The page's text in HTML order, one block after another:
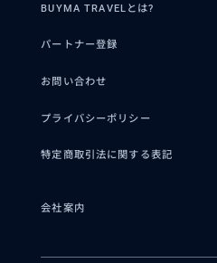
BUYMA TRAVELとは?
パートナー登録
お問い合わせ
プライバシーポリシー
特定商取引法に関する表記
会社案内